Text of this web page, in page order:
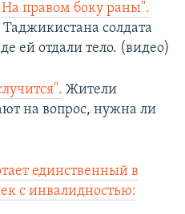
На правом боку раны".
солдата
ей отдали тело. (видео)
Жители
на вопрос, нужна ли
единственный в
с инвалидностью: